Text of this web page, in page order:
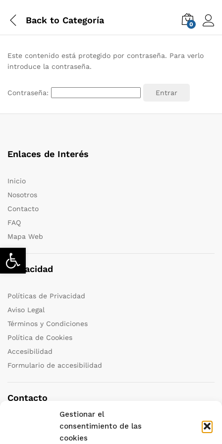
Abrir barra de herramientas
Gestionar el
consentimiento de las
cookies
Back to Categoría 0
Este contenido está protegido por contraseña. Para verlo
introduce la contraseña.
Contraseña:
Enlaces de Interés
Inicio
Nosotros
Contacto
FAQ
Mapa Web
Privacidad
Políticas de Privacidad
Aviso Legal
Términos y Condiciones
Política de Cookies
Accesibilidad
Formulario de accesibilidad
Contacto
+34 958 251 111
granada@katedraviajes.com